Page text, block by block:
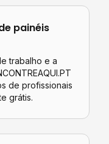
painéis
trabalho e a
de profissionais
grátis.